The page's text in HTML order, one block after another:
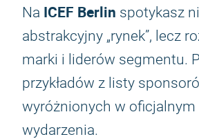
Na ICEF Berlin spotykasz
abstrakcyjny „rynek”, lecz
marki i liderów segmentu.
przykładów z listy
wyróżnionych w oficjalnym
wydarzenia.